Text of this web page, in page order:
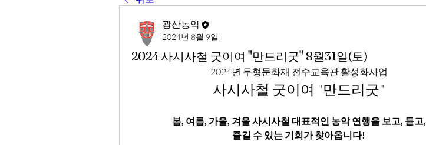
광산농악
2024년 8월 9일
2024 사시사철 굿이여 "만드리굿" 8월31일(토)
2024년 무형문화재 전수교육관 활성화사업
사시사철 굿이여 "만드리굿"
봄, 여름, 가을, 겨울 사시사철 대표적인 농악 연행을 보고, 듣고,
즐길 수 있는 기회가 찾아옵니다!